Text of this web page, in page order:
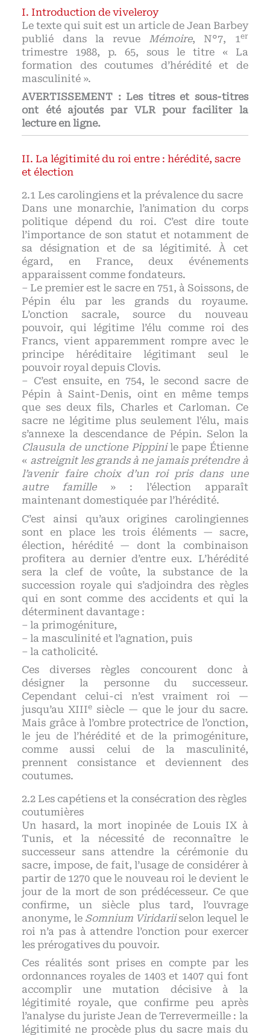
Introduction de viveleroy
Le texte qui suit est un article de Jean Barbey
publié dans la revue Mémoire, N°7, 1 er
trimestre 1988, p. 65, sous le titre « La
formation des coutumes d’hérédité et de
masculinité ».
AVERTISSEMENT : Les titres et sous-titres
ont été ajoutés par VLR pour faciliter la
lecture en ligne.
La légitimité du roi entre : hérédité, sacre
et élection
Les carolingiens et la prévalence du sacre
Dans une monarchie, l’animation du corps
politique dépend du roi. C’est dire toute
l’importance de son statut et notamment de
sa désignation et de sa légitimité. À cet
égard, en France, deux événements
apparaissent comme fondateurs.
– Le premier est le sacre en 751, à Soissons, de
Pépin élu par les grands du royaume.
L’onction sacrale, source du nouveau
pouvoir, qui légitime l’élu comme roi des
Francs, vient apparemment rompre avec le
principe héréditaire légitimant seul le
pouvoir royal depuis Clovis.
– C’est ensuite, en 754, le second sacre de
Pépin à Saint-Denis, oint en même temps
que ses deux fils, Charles et Carloman. Ce
sacre ne légitime plus seulement l’élu, mais
s’annexe la descendance de Pépin. Selon la
Clausula de unctione Pippinile pape Étienne
« astreignit les grands à ne jamais prétendre à
l’avenir faire choix d’un roi pris dans une
autre famille» : l’élection apparaît
maintenant domestiquée par l’hérédité.
C’est ainsi qu’aux origines carolingiennes
sont en place les trois éléments — sacre,
élection, hérédité — dont la combinaison
profitera au dernier d’entre eux. L’hérédité
sera la clef de voûte, la substance de la
succession royale qui s’adjoindra des règles
qui en sont comme des accidents et qui la
déterminent davantage :
– la primogéniture,
– la masculinité et l’agnation, puis
– la catholicité.
Ces diverses règles concourent donc à
désigner la personne du successeur.
Cependant celui-ci n’est vraiment roi —
jusqu’au XIIIe siècle — que le jour du sacre.
Mais grâce à l’ombre protectrice de l’onction,
le jeu de l’hérédité et de la primogéniture,
comme aussi celui de la masculinité,
prennent consistance et deviennent des
coutumes.
Les capétiens et la consécration des règles
coutumières
Un hasard, la mort inopinée de Louis IX à
Tunis, et la nécessité de reconnaître le
successeur sans attendre la cérémonie du
sacre, impose, de fait, l’usage de considérer à
partir de 1270 que le nouveau roi le devient le
jour de la mort de son prédécesseur. Ce que
confirme, un siècle plus tard, l’ouvrage
anonyme, le Somnium Viridariiselon lequel le
roi n’a pas à attendre l’onction pour exercer
les prérogatives du pouvoir.
Ces réalités sont prises en compte par les
ordonnances royales de 1403 et 1407 qui font
accomplir une mutation décisive à la
légitimité royale, que confirme peu après
l’analyse du juriste Jean de Terrevermeille : la
légitimité ne procède plus du sacre mais du